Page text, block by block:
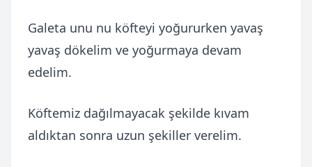
Galeta unu nu köfteyi yoğururken yavaş
yavaş dökelim ve yoğurmaya devam
edelim.
Köftemiz dağılmayacak şekilde kıvam
aldıktan sonra uzun şekiller verelim.